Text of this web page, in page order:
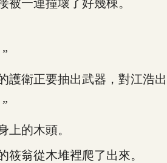
一連撞壞了好幾棟。
衛正要抽出武器，對江浩出
的木頭。
翁從木堆裡爬了出來。